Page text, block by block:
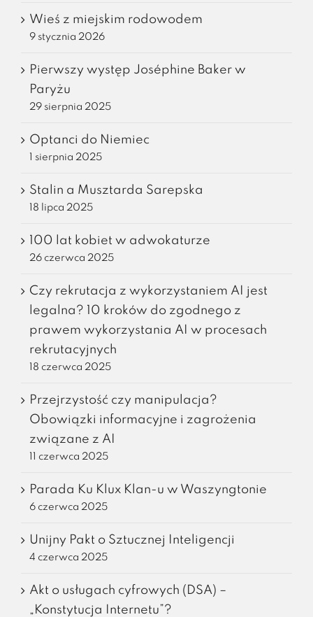
Wieś z miejskim rodowodem
9 stycznia 2026
Pierwszy występ Joséphine Baker w
Paryżu
29 sierpnia 2025
Optanci do Niemiec
1 sierpnia 2025
Stalin a Musztarda Sarepska
18 lipca 2025
100 lat kobiet w adwokaturze
26 czerwca 2025
Czy rekrutacja z wykorzystaniem AI jest
legalna? 10 kroków do zgodnego z
prawem wykorzystania AI w procesach
rekrutacyjnych
18 czerwca 2025
Przejrzystość czy manipulacja?
Obowiązki informacyjne i zagrożenia
związane z AI
11 czerwca 2025
Parada Ku Klux Klan-u w Waszyngtonie
6 czerwca 2025
Unijny Pakt o Sztucznej Inteligencji
4 czerwca 2025
Akt o usługach cyfrowych (DSA) –
„Konstytucja Internetu”?